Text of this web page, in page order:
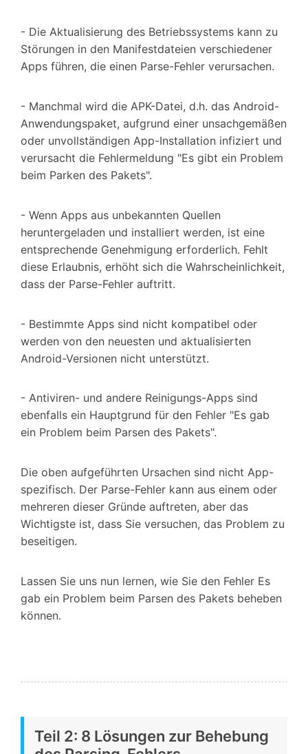
- Die Aktualisierung des Betriebssystems kann zu
Störungen in den Manifestdateien verschiedener
Apps führen, die einen Parse-Fehler verursachen.
- Manchmal wird die APK-Datei, d.h. das Android-
Anwendungspaket, aufgrund einer unsachgemäßen
oder unvollständigen App-Installation infiziert und
verursacht die Fehlermeldung "Es gibt ein Problem
beim Parken des Pakets".
- Wenn Apps aus unbekannten Quellen
heruntergeladen und installiert werden, ist eine
entsprechende Genehmigung erforderlich. Fehlt
diese Erlaubnis, erhöht sich die Wahrscheinlichkeit,
dass der Parse-Fehler auftritt.
- Bestimmte Apps sind nicht kompatibel oder
werden von den neuesten und aktualisierten
Android-Versionen nicht unterstützt.
- Antiviren- und andere Reinigungs-Apps sind
ebenfalls ein Hauptgrund für den Fehler "Es gab
ein Problem beim Parsen des Pakets".
Die oben aufgeführten Ursachen sind nicht App-
spezifisch. Der Parse-Fehler kann aus einem oder
mehreren dieser Gründe auftreten, aber das
Wichtigste ist, dass Sie versuchen, das Problem zu
beseitigen.
Lassen Sie uns nun lernen, wie Sie den Fehler Es
gab ein Problem beim Parsen des Pakets beheben
können.
Teil 2: 8 Lösungen zur Behebung